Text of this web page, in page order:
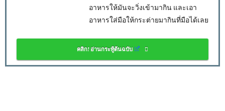
อาหารให้มันจะวิ่งเข้ามากิน และเอา
อาหารใส่มือให้กระต่ายมากินที่มือได้เลย
คลิก! อ่านกระทู้ต้นฉบับ